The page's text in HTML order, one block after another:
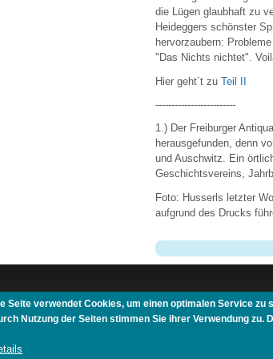
die Lügen glaubhaft zu
Heideggers schönster
hervorzaubern:
"Das Nichts nichtet".
Hier geht´t zu Teil II
-------------------------
1.) Der Freiburger
herausgefunden, denn
und Auschwitz. Ein
Geschichtsvereins,
Foto: Husserls letzter
aufgrund des Drucks
|Mitreisen.org|Au-Pair-Box.com|
Seite verwendet Cookies, um einen optimalen Service zu
Nutzung der Seiten stimmen Sie ihrer Verwendung zu.